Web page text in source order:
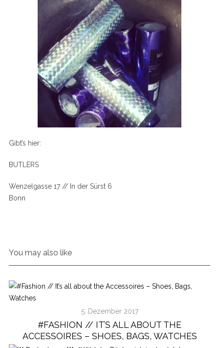
Gibt’s hier:
BUTLERS
Wenzelgasse 17 // In der Sürst 6
Bonn
You may also like
5. Dezember 2017
#FASHION // IT’S ALL ABOUT THE
ACCESSOIRES – SHOES, BAGS, WATCHES